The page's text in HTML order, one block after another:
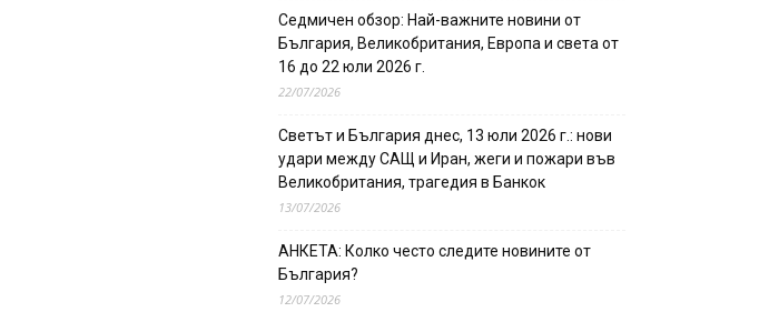
Седмичен обзор: Най-важните новини от
България, Великобритания, Европа и света от
16 до 22 юли 2026 г.
22/07/2026
Светът и България днес, 13 юли 2026 г.: нови
удари между САЩ и Иран, жеги и пожари във
Великобритания, трагедия в Банкок
13/07/2026
АНКЕТА: Колко често следите новините от
България?
12/07/2026